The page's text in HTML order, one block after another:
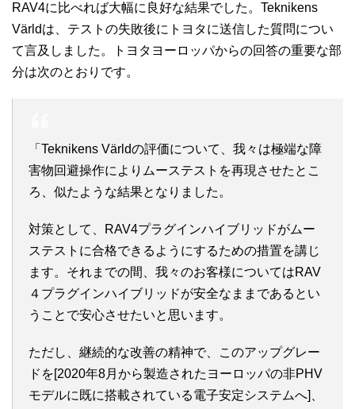
RAV4に比べれば大幅に良好な結果でした。Teknikens
Världは、 テストの失敗後にトヨタに送信した質問につい
て言及しました。トヨタヨーロッパからの回答の重要な部
分は次のとおりです。
「Teknikens Världの評価について、我々は極端な障
害物回避操作によりムーステストを再現させたとこ
ろ、似たような結果となりました。
対策として、RAV4プラグインハイブリッドがムー
ステストに合格できるようにするための措置を講じ
ます。それまでの間、我々のお客様についてはRAV
４プラグインハイブリッドが安全なままであるとい
うことで安心させたいと思います。
ただし、継続的な改善の精神で、このアップグレー
ドを[2020年8月から製造されたヨーロッパの非PHV
モデルに既に搭載されている電子安定システムへ]、